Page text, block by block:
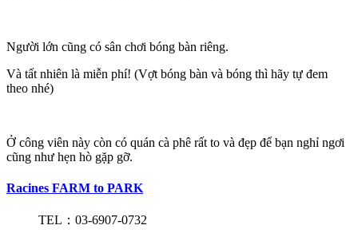
Người lớn cũng có sân chơi bóng bàn riêng.
Và tất nhiên là miễn phí! (Vợt bóng bàn và bóng thì hãy tự đem
theo nhé)
Ở công viên này còn có quán cà phê rất to và đẹp để bạn nghỉ ngơi
cũng như hẹn hò gặp gỡ.
Racines FARM to PARK
TEL ： 03-6907-0732